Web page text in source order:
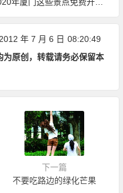
持续更新中）
年 7 月 6 日 08:20:49
为原创，转载请务必保留本
下一篇
不要吃路边的绿化芒果